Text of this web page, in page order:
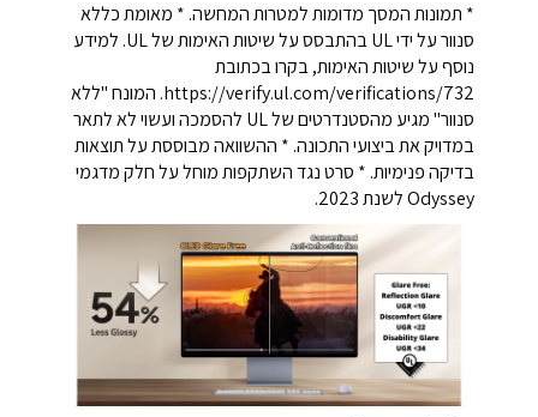
* תמונות המסך מדומות למטרות המחשה. * מאומת כללא
סנוור על ידי UL בהתבסס על שיטות האימות של UL. למידע
נוסף על שיטות האימות, בקרו בכתובת
https://verify.ul.com/verifications/732. המונח "ללא
סנוור" מגיע מהסטנדרטים של UL להסמכה ועשוי לא לתאר
במדויק את ביצועי התכונה. * ההשוואה מבוססת על תוצאות
בדיקה פנימיות. * סרט נגד השתקפות מוחל על חלק מדגמי
Odyssey לשנת 2023.